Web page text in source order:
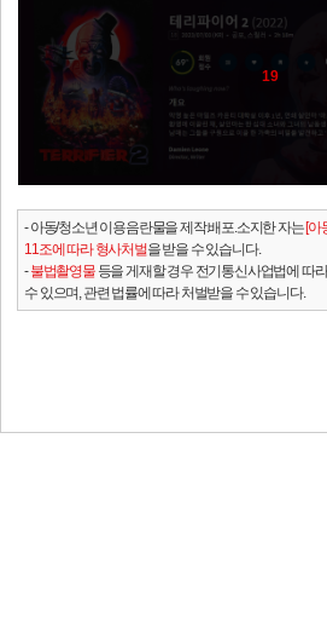
19
- 아동/청소년 이용음란물을 제작.배포.소지한 자는[아
11조에 따라 형사처벌을 받을 수 있습니다.
-불법촬영물 등을 게재할 경우 전기통신사업법에 따
수 있으며, 관련 법률에 따라 처벌받을 수 있습니다.